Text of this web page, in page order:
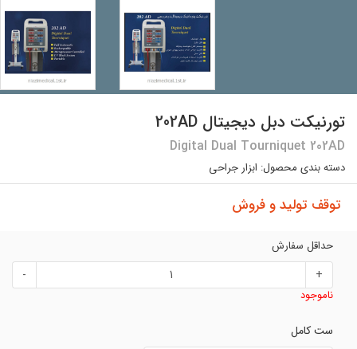
تورنیکت دبل دیجیتال 202AD
Digital Dual Tourniquet 202AD
دسته بندی محصول: ابزار جراحی
توقف تولید و فروش
حداقل سفارش
+
ناموجود
ست کامل